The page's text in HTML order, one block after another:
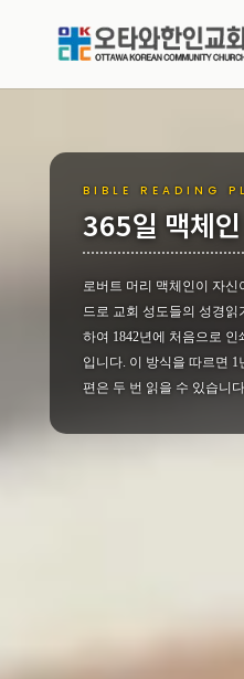
BIBLE READING
365일 맥체
로버트 머리 맥체인이 자신
드로 교회 성도들의 성경
하여 1842년에 처음으로
입니다. 이 방식을 따르면 1
편은 두 번 읽을 수 있습니